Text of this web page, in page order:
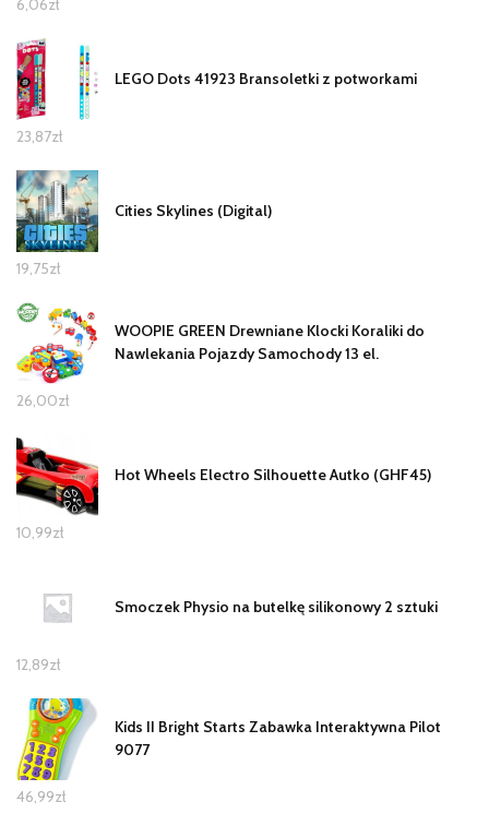
6,06zł
LEGO Dots 41923 Bransoletki z potworkami
23,87zł
Cities Skylines (Digital)
19,75zł
WOOPIE GREEN Drewniane Klocki Koraliki do
Nawlekania Pojazdy Samochody 13 el.
26,00zł
Hot Wheels Electro Silhouette Autko (GHF45)
10,99zł
Smoczek Physio na butelkę silikonowy 2 sztuki
12,89zł
Kids II Bright Starts Zabawka Interaktywna Pilot
9077
46,99zł